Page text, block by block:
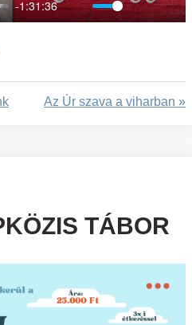
-1:31:36
Mute Settings
Az Úr szava a viharban »
TÁBOR